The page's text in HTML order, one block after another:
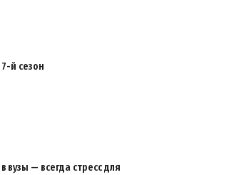
й сезон
— всегда стресс для